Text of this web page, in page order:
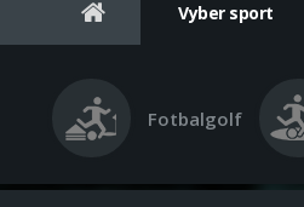
Vyber sport
Fotbalgolf